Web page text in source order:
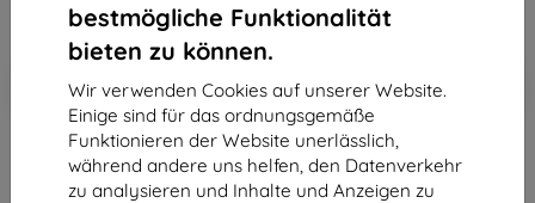
bestmögliche Funktionalität
bieten zu können.
Wir verwenden Cookies auf unserer Website.
Einige sind für das ordnungsgemäße
Funktionieren der Website unerlässlich,
während andere uns helfen, den Datenverkehr
zu analysieren und Inhalte und Anzeigen zu
ohne MWSt26,40 €
-10%
EXTRA10
Warenkorb
ausverkauft